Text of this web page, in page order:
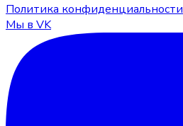
Политика конфиденциальности
Мы в VK